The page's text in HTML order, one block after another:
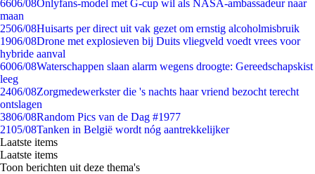
6606/08Onlyfans-model met G-cup wil als NASA-ambassadeur naar
maan
2506/08Huisarts per direct uit vak gezet om ernstig alcoholmisbruik
1906/08Drone met explosieven bij Duits vliegveld voedt vrees voor
hybride aanval
6006/08Waterschappen slaan alarm wegens droogte: Gereedschapskist
leeg
2406/08Zorgmedewerkster die 's nachts haar vriend bezocht terecht
ontslagen
3806/08Random Pics van de Dag #1977
2105/08Tanken in België wordt nóg aantrekkelijker
Laatste items
Laatste items
Toon berichten uit deze thema's